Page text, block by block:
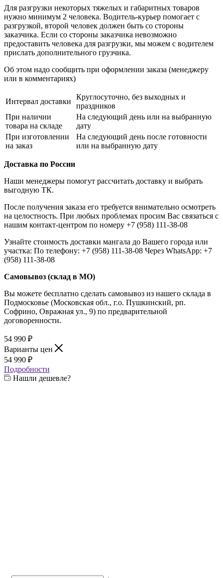
Для разгрузки некоторых тяжелых и габаритных товаров
нужно минимум 2 человека. Водитель-курьер помогает с
разгрузкой, второй человек должен быть со стороны
заказчика. Если со стороны заказчика невозможно
предоставить человека для разгрузки, мы можем с водителем
прислать дополнительного грузчика.
Об этом надо сообщить при оформлении заказа (менеджеру
или в комментариях)
Интервал доставки
Круглосуточно, без выходных и
праздников
При наличии
товара на складе
На следующий день или на выбранную
дату
При изготовлении
на заказ
На следующий день после готовности
или на выбранную дату
Доставка по России
Наши менеджеры помогут рассчитать доставку и выбрать
выгодную ТК.
После получения заказа его требуется внимательно осмотреть
на целостность. При любых проблемах просим Вас связаться с
нашим контакт-центром по номеру +7 (958) 111-38-08
Узнайте стоимость доставки мангала до Вашего города или
участка: По телефону: +7 (958) 111-38-08 Через WhatsApp: +7
(958) 111-38-08
Самовывоз (склад в МО)
Вы можете бесплатно сделать самовывоз из нашего склада в
Подмосковье (Московская обл., г.о. Пушкинский, рп.
Софрино, Овражная ул., 9) по предварительной
договоренности.
54 990 ₽
Варианты цен
54 990 ₽
Подробности
Нашли дешевле?